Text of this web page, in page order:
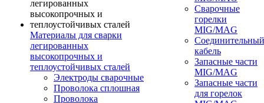
Материалы для сварки
легированных
высокопрочных и
теплоустойчивых сталей
Электроды сварочные
Проволока сплошная
Проволока
Сварочные
горелки
MIG/MAG
Соединительный
кабель
Запасные части
MIG/MAG
Запасные части
для горелок